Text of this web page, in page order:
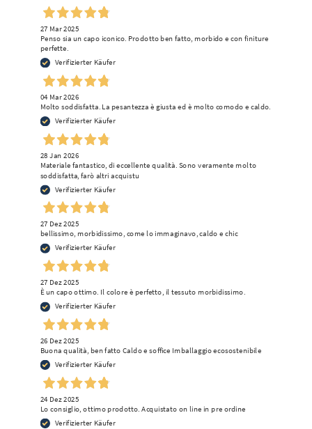
27 Mar 2025
Penso sia un capo iconico. Prodotto ben fatto, morbido e con finiture
perfette.
Verifizierter Käufer
04 Mar 2026
Molto soddisfatta. La pesantezza è giusta ed è molto comodo e caldo.
Verifizierter Käufer
28 Jan 2026
Materiale fantastico, di eccellente qualità. Sono veramente molto
soddisfatta, farò altri acquistu
Verifizierter Käufer
27 Dez 2025
bellissimo, morbidissimo, come lo immaginavo, caldo e chic
Verifizierter Käufer
27 Dez 2025
È un capo ottimo. Il colore è perfetto, il tessuto morbidissimo.
Verifizierter Käufer
26 Dez 2025
Buona qualità, ben fatto Caldo e soffice Imballaggio ecosostenibile
Verifizierter Käufer
24 Dez 2025
Lo consiglio, ottimo prodotto. Acquistato on line in pre ordine
Verifizierter Käufer